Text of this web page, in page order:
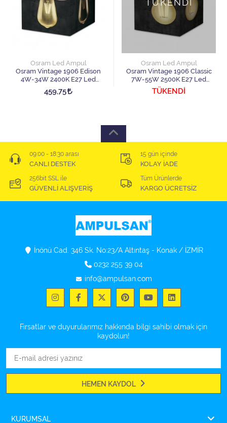
Osram Led Ampul
Osram Vintage 1906 Edison
4W-34W 2400K E27 Led
Ampul
459,75
TÜKENDİ
Osram Led Ampul
Osram Vintage 1906 Classic
7W-55W 2500K E27 Led
Ampul
TÜKENDİ
09:00 - 18:30 arası
CANLI DESTEK
15 gün içinde
KOLAY İADE
256bit SSL ile
GÜVENLİ ALIŞVERİŞ
Tüm Ürünlerde
KARGO ÜCRETSİZ
İnönü Cad. 346 Sk. No:23/A Altıntaş - Konak / İZMİR
0232 255 39 04
info@ampulsan.com
Fırsatlar ve duyurularımız hakkında bilgi sahibi olmak için
kaydolun!
HEMEN KAYDOL
KURUMSAL